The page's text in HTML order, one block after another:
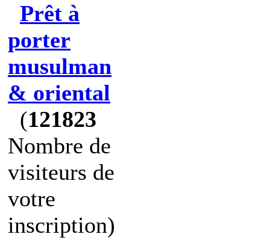
Prêt à
porter
musulman
& oriental
(121823
Nombre de
visiteurs de
votre
inscription)